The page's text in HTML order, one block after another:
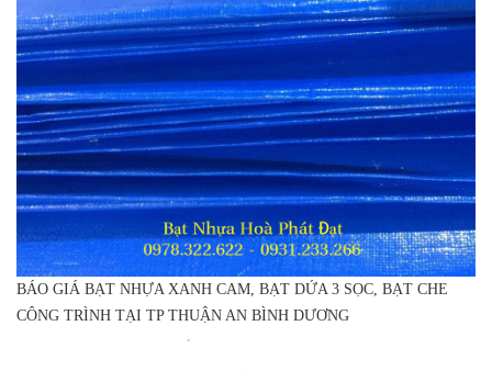
BÁO GIÁ BẠT NHỰA XANH CAM, BẠT DỨA 3 SỌC, BẠT CHE
CÔNG TRÌNH TẠI TP THUẬN AN BÌNH DƯƠNG